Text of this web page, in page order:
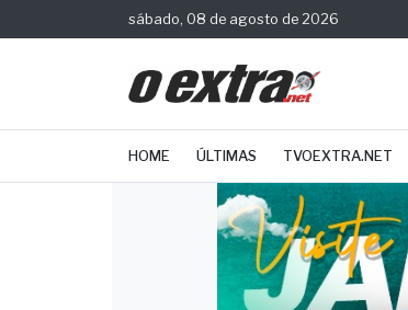
sábado, 08 de agosto de 2026
HOME ÚLTIMAS TVOEXTRA.NET